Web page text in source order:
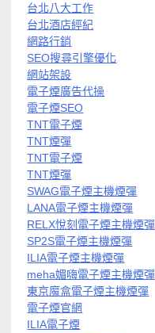
台北八大工作
台北酒店經紀
網路行銷
SEO搜尋引擎優化
網站架設
電子煙廣告代操
電子煙SEO
TNT電子煙
TNT煙彈
TNT電子煙
TNT煙彈
SWAG電子煙主機煙彈
LANA電子煙主機煙彈
RELX悅刻電子煙主機煙彈
SP2S電子煙主機煙彈
ILIA電子煙主機煙彈
meha媚嗨電子煙主機煙彈
東京魔盒電子煙主機煙彈
電子煙官網
ILIA電子煙